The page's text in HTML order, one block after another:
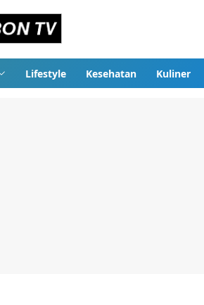
Lifestyle Kesehatan Kuliner